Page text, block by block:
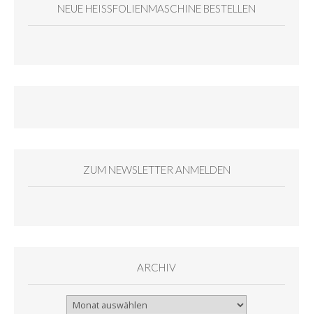
NEUE HEISSFOLIENMASCHINE BESTELLEN
ZUM NEWSLETTER ANMELDEN
ARCHIV
Archiv